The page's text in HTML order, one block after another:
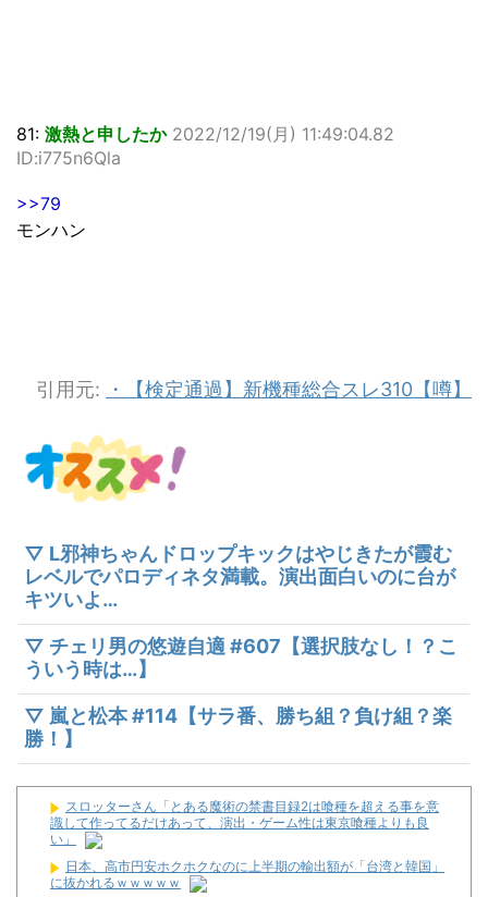
81: 激熱と申したか 2022/12/19(月) 11:49:04.82
ID:i775n6Qla
>>79
モンハン
引用元: ・【検定通過】新機種総合スレ310【噂】
▽ L邪神ちゃんドロップキックはやじきたが霞む
レベルでパロディネタ満載。演出面白いのに台が
キツいよ…
▽ チェリ男の悠遊自適 #607【選択肢なし！？こ
ういう時は…】
▽ 嵐と松本 #114【サラ番、勝ち組？負け組？楽
勝！】
スロッターさん「とある魔術の禁書目録2は喰種を超える事を意
識して作ってるだけあって、演出・ゲーム性は東京喰種よりも良
い」
日本、高市円安ホクホクなのに上半期の輸出額が「台湾と韓国」
に抜かれるｗｗｗｗｗ